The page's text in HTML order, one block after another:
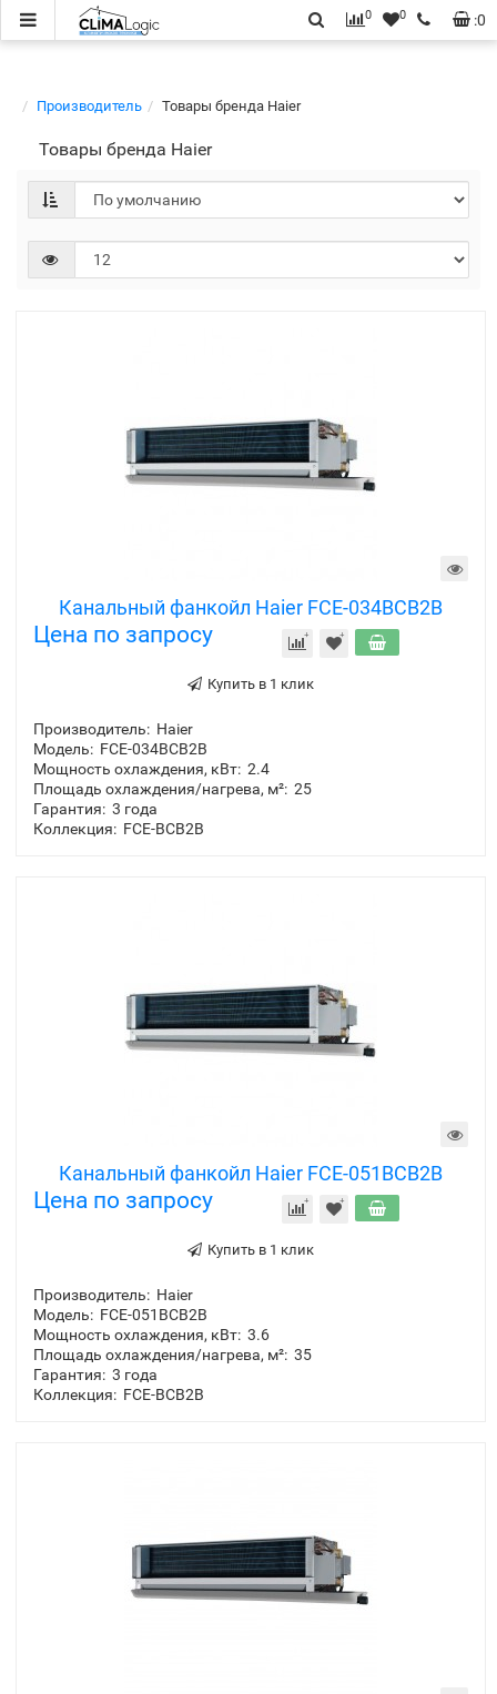
:0
0 0
Производитель Товары бренда Haier
Товары бренда Haier
Канальный фанкойл Haier FCE-034BCB2B
Производитель: Haier
Модель: FCE-034BCB2B
Мощность охлаждения, кВт: 2.4
Площадь охлаждения/нагрева, м²: 25
Гарантия: 3 года
Коллекция: FCE-BCB2B
Цена по запросу
Купить в 1 клик
Канальный фанкойл Haier FCE-051BCB2B
Производитель: Haier
Модель: FCE-051BCB2B
Мощность охлаждения, кВт: 3.6
Площадь охлаждения/нагрева, м²: 35
Гарантия: 3 года
Коллекция: FCE-BCB2B
Цена по запросу
Купить в 1 клик